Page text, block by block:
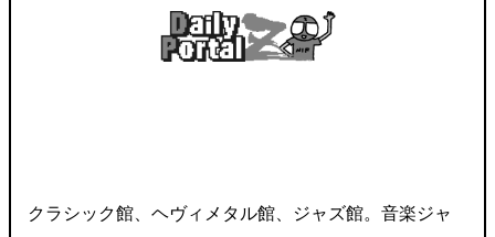
クラシック館、ヘヴィメタル館、ジャズ館。音楽ジャ